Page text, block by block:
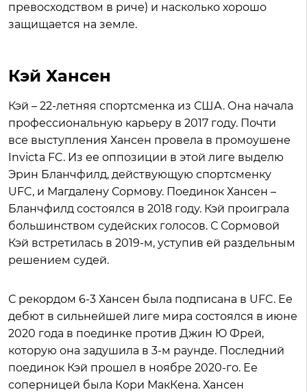
превосходством в риче) и насколько хорошо
защищается на земле.
Кэй Хансен
Кэй – 22-летняя спортсменка из США. Она начала
профессиональную карьеру в 2017 году. Почти
все выступления Хансен провела в промоушене
Invicta FC. Из ее оппозиции в этой лиге выделю
Эрин Бланчфилд, действующую спортсменку
UFC, и Магдалену Сормову. Поединок Хансен –
Бланчфилд состоялся в 2018 году. Кэй проиграла
большинством судейских голосов. С Сормовой
Кэй встретилась в 2019-м, уступив ей раздельным
решением судей.
С рекордом 6-3 Хансен была подписана в UFC. Ее
дебют в сильнейшей лиге мира состоялся в июне
2020 года в поединке против Джин Ю Фрей,
которую она задушила в 3-м раунде. Последний
поединок Кэй прошел в ноябре 2020-го. Ее
соперницей была Кори МакКена. Хансен